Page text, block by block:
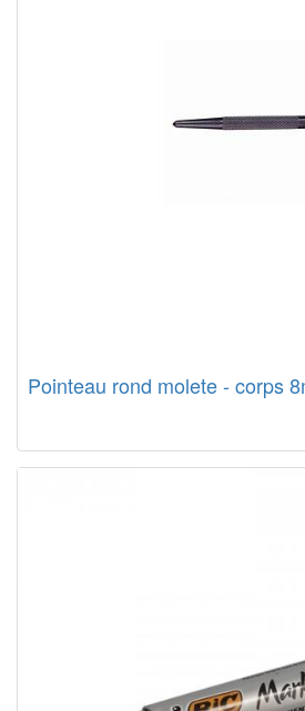
Pointeau rond molete - corps